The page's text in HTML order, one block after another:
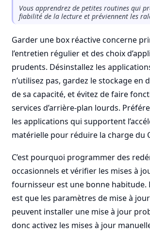
Vous apprendrez de petites routines qui
fiabilité de la lecture et préviennent les
Garder une box réactive concerne
l’entretien régulier et des choix
prudents. Désinstallez les
n’utilisez pas, gardez le stockage en
de sa capacité, et évitez de faire
services d’arrière-plan lourds.
les applications qui supportent
matérielle pour réduire la charge du
C’est pourquoi programmer des
occasionnels et vérifier les mises à
fournisseur est une bonne habitude.
est que les paramètres de mise à
peuvent installer une mise à jour
donc activez les mises à jour